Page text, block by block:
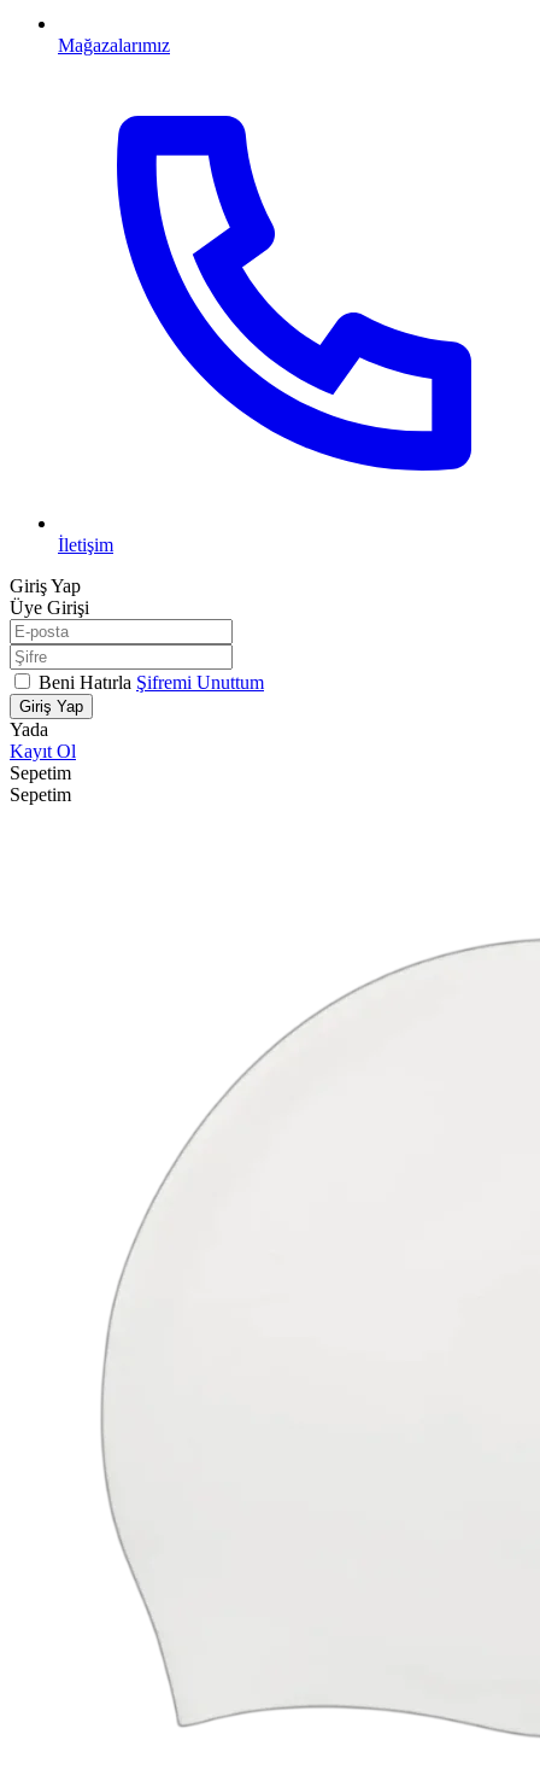
Mağazalarımız
İletişim
Giriş Yap
Üye Girişi
Beni Hatırla Şifremi Unuttum
Giriş Yap
Yada
Kayıt Ol
Sepetim
Sepetim